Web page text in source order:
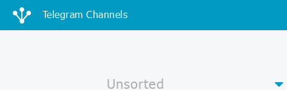
Telegram Channels